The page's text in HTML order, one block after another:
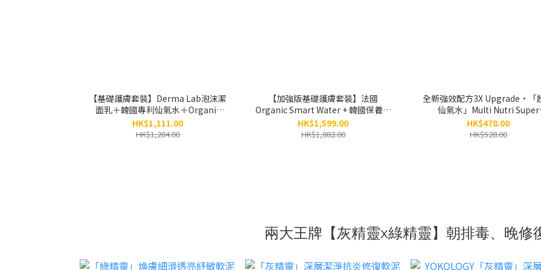
【基礎護膚套裝】Derma Lab泡沫潔
面乳＋韓國專利仙氣水＋Organic
Smart Water
HK$1,111.00
HK$1,284.00
【加強版基礎護膚套裝】法國
Organic Smart Water + 韓國保養級
潔面乳 ＋ 韓國超級仙氣水 ＋ 1085泡
沬微精華
HK$1,599.00
HK$1,882.00
全新強效配方3X Upgrade•「
仙氣水」Multi Nutri Super
Lotion（150ml）
HK$478.00
HK$528.00
兩大王牌【灰精靈x綠精靈】朝排毒、晚修